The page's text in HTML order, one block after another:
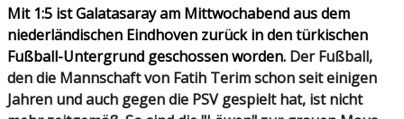
Mit 1:5 ist Galatasaray am Mittwochabend aus dem
niederländischen Eindhoven zurück in den türkischen
Fußball-Untergrund geschossen worden. Der Fußball,
den die Mannschaft von Fatih Terim schon seit einigen
Jahren und auch gegen die PSV gespielt hat, ist nicht